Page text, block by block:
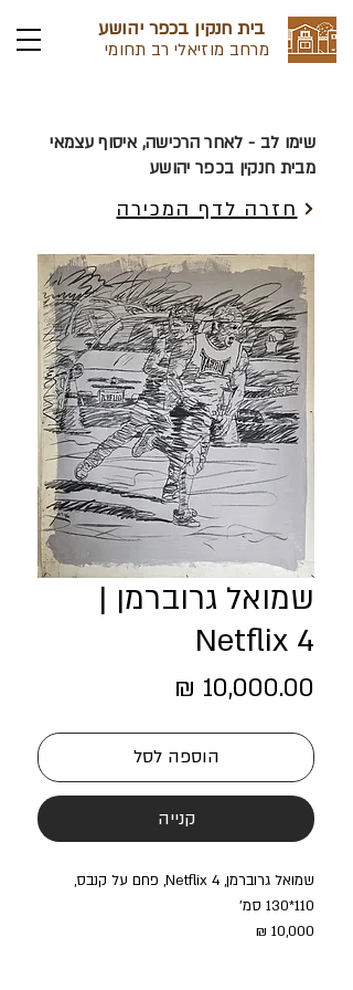
בית חנקין בכפר יהושע
מרחב מוזיאלי רב תחומי
שימו לב - לאחר הרכישה, איסוף עצמאי
מבית חנקין בכפר יהושע
חזרה לדף המכירה
שמואל גרוברמן |
Netflix 4
הוספה לסל
קנייה
שמואל גרוברמן, Netflix 4, פחם על קנבס,
110*130 סמ'
10,000 ₪